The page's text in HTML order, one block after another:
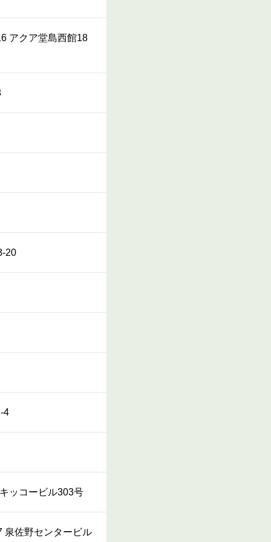
アクア堂島西館18
20
4
ッコービル303号
泉佐野センタービル